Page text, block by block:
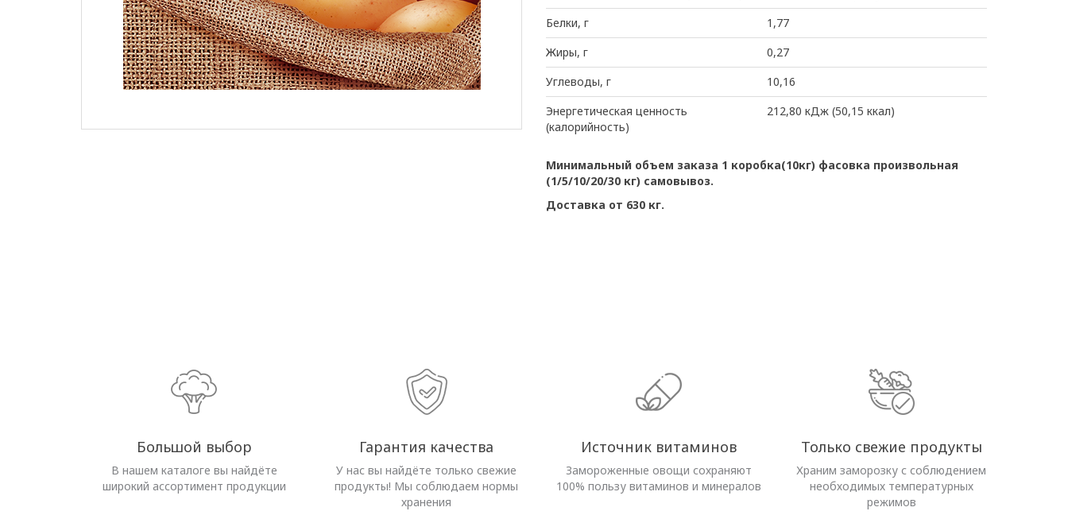
Белки, г
1,77
Жиры, г
0,27
Углеводы, г
10,16
Энергетическая ценность
(калорийность)
212,80 кДж (50,15 ккал)
Минимальный объем заказа 1 коробка(10кг) фасовка произвольная
(1/5/10/20/30 кг) самовывоз.
Доставка от 630 кг.
Большой выбор
В нашем каталоге вы найдёте
широкий ассортимент продукции
Гарантия качества
У нас вы найдёте только свежие
продукты! Мы соблюдаем нормы
хранения
Источник витаминов
Замороженные овощи сохраняют
100% пользу витаминов и минералов
Только свежие продукты
Храним заморозку с соблюдением
необходимых температурных
режимов